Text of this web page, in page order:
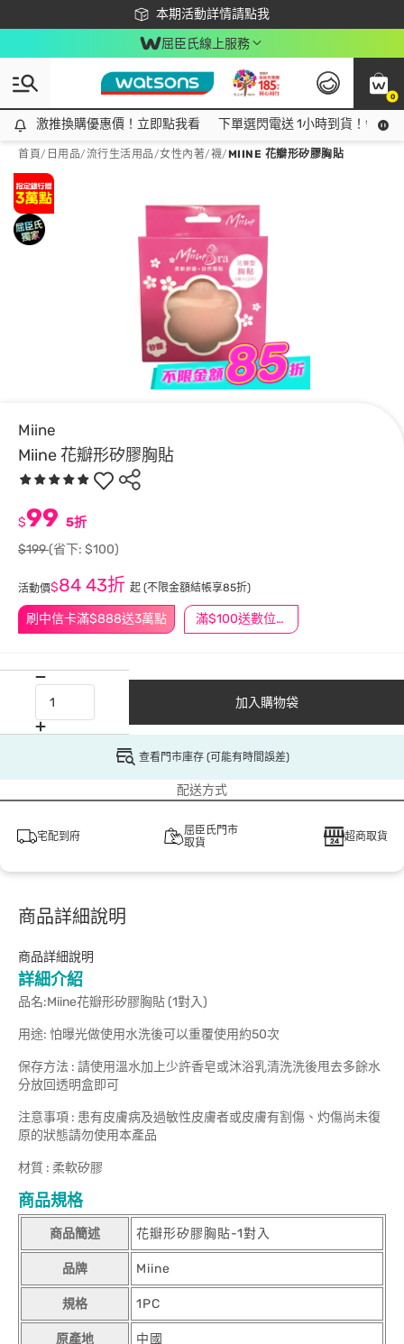
本期活動詳情請點我
下載app最高回饋$350
屈臣氏線上服務
0
激推換購優惠價！立即點我看
激推換購優惠價！立即點我看 下單選閃電送 1小時到貨！領神
首頁/ 日用品/流行生活用品/女性內著/襪/MIINE 花瓣形矽膠胸貼
Miine
Miine 花瓣形矽膠胸貼
刷中信卡滿$888送3萬點 滿$100送數位印花
$99 5折
$199(省下: $100)
活動價$84 43折 起 (不限金額結帳享85折)
加入購物袋
查看門市庫存 (可能有時間誤差)
配送方式
宅配到府
屈臣氏門市
取貨
超商取貨
商品詳細說明
商品詳細說明
詳細介紹
品名:Miine花瓣形矽膠胸貼 (1對入)
用途: 怕曝光做使用水洗後可以重覆使用約50次
保存方法 : 請使用溫水加上少許香皂或沐浴乳清洗洗後甩去多餘水
分放回透明盒即可
注意事項 : 患有皮膚病及過敏性皮膚者或皮膚有割傷、灼傷尚未復
原的狀態請勿使用本產品
材質 : 柔軟矽膠
商品規格
商品簡述 花瓣形矽膠胸貼-1對入
品牌 Miine
規格 1PC
原產地 中國